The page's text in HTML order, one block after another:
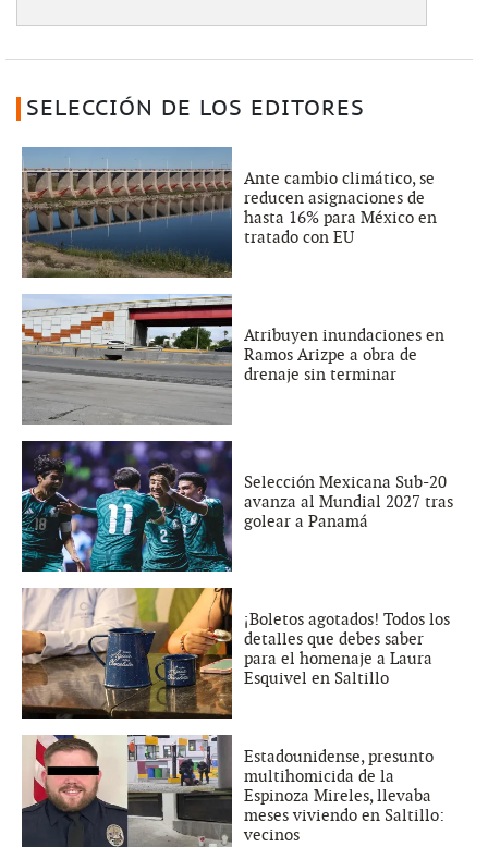
SELECCIÓN DE LOS EDITORES
Ante cambio climático, se
reducen asignaciones de
hasta 16% para México en
tratado con EU
Atribuyen inundaciones en
Ramos Arizpe a obra de
drenaje sin terminar
Selección Mexicana Sub-20
avanza al Mundial 2027 tras
golear a Panamá
¡Boletos agotados! Todos los
detalles que debes saber
para el homenaje a Laura
Esquivel en Saltillo
Estadounidense, presunto
multihomicida de la
Espinoza Mireles, llevaba
meses viviendo en Saltillo:
vecinos